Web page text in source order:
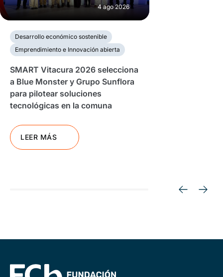
4 ago 2026
Desarrollo económico sostenible
Emprendimiento e Innovación abierta
SMART Vitacura 2026 selecciona
a Blue Monster y Grupo Sunflora
para pilotear soluciones
tecnológicas en la comuna
LEER MÁS